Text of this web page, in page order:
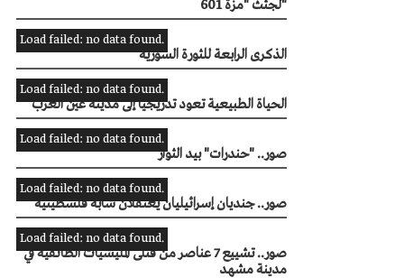
لجثث "مزة 601"
Load failed: no data found.
الذكرى الرابعة للثورة السورية
Load failed: no data found.
الحياة الطبيعية تعود تدريجياً إلى مدينة عين العرب
Load failed: no data found.
صور.. "حندرات" بيد الثوار
Load failed: no data found.
صور.. جنديان إسرائيليان يعتقلان شابة فلسطينية
Load failed: no data found.
صور.. تشييع 7 عناصر من قتلى المليشيات الطائفية في
مدينة مشهد